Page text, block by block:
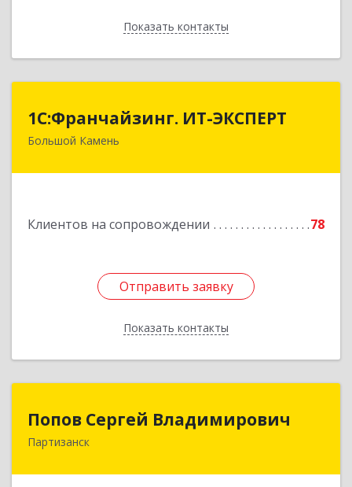
Показать контакты
Назад
1С:Франчайзинг. ИТ-ЭКСПЕРТ
Большой Камень
Клиентов на сопровождении 78
Отправить заявку
Показать контакты
1С:Франчайзинг. ИТ-ЭКСПЕРТ
692806, Приморский край, Большой Камень г,
Отправить заявку
Назад
Попов Сергей Владимирович
Партизанск
Попов Сергей Владимирович
692922, Приморский край, г. Находка, ул.